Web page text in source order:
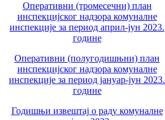
Оперативни (тромесечни) план
инспекцијског надзора комуналне
инспекције за период април-јун 2023.
године
Оперативни (полугодишњни) план
инспекцијског надзора комуналне
инспекције за период јануар-јун 2023.
године
Годишњи извештај о раду комуналне